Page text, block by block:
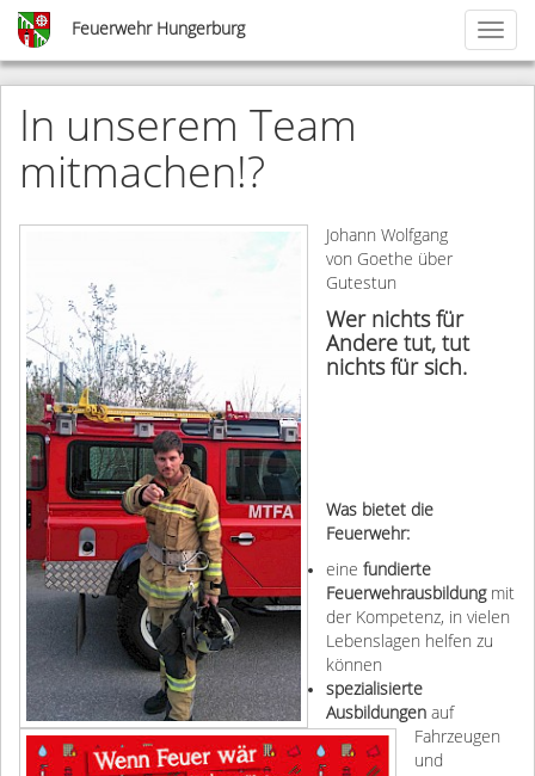
Skip
main
content
Feuerwehr Hungerburg
In unserem Team
mitmachen!?
Johann Wolfgang
von Goethe über
Gutestun
Wer nichts für
Andere tut, tut
nichts für sich.
Was bietet die
Feuerwehr:
eine fundierte
Feuerwehrausbildung mit
der Kompetenz, in vielen
Lebenslagen helfen zu
können
spezialisierte
Ausbildungen auf
Fahrzeugen
und